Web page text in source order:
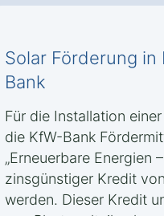
Solar Förderung
Bank
Für die Installation
die KfW-Bank
„Erneuerbare Energien
zinsgünstiger Kredit
werden. Dieser Kredit